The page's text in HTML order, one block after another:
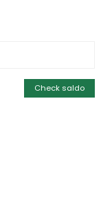
Check saldo